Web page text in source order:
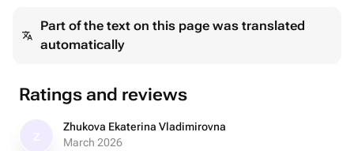
Можете выбрать одну из наших начинок:
Ванильная ягода
Состав: мука, яйца, сахар, масло сливочное, масло
растительное, ванилин пюре ягод на выбор (клубника/
Part of the text on this page was translated
automatically
Ratings and reviews
Zhukova Ekaterina Vladimirovna
March 2026